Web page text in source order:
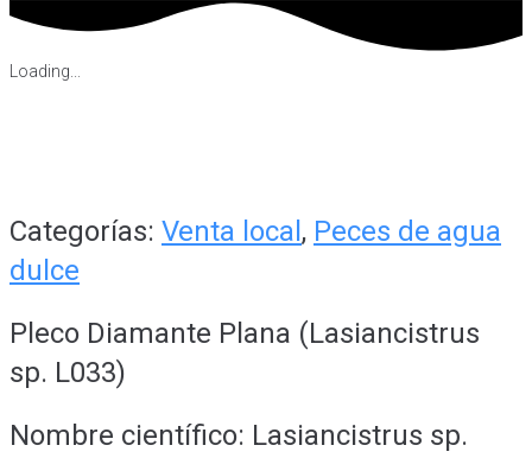
Loading...
Categorías: Venta local, Peces de agua
dulce
Pleco Diamante Plana (Lasiancistrus
sp. L033)
Nombre científico: Lasiancistrus sp.